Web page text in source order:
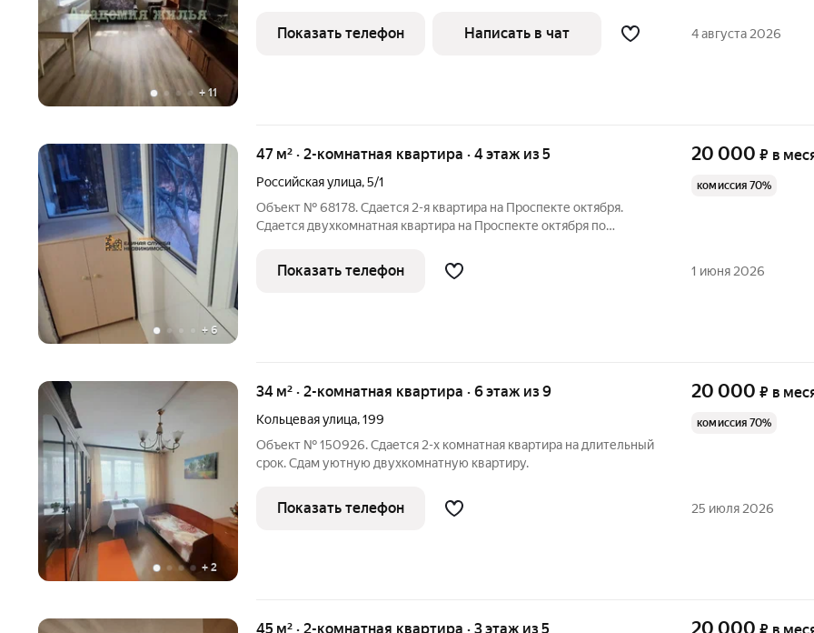
+11
мебель, в виде шкафов и спальных мест, при желании можно
убрать. Идеальный
Показать телефон Написать в чат 4 августа 2026
+ 6
47 м² · 2-комнатная квартира · 4 этаж из 5
Российская улица,5/1
Объект № 68178. Сдается 2-я квартира на Проспекте октября.
Сдается двухкомнатная квартира на Проспекте октября по
косметический ремонт. балкон застекленный. Вся мебель и
техника имеется. Строго семью
20 000 ₽ в
комиссия 70%
Показать телефон 1 июня 2026
+ 2
34 м² · 2-комнатная квартира · 6 этаж из 9
Кольцевая улица,199
Объект № 150926. Сдается 2-х комнатная квартира на длительный
срок. Сдам уютную двухкомнатную квартиру.
20 000 ₽ в
комиссия 70%
Показать телефон 25 июля 2026
45 м² · 2-комнатная квартира · 3 этаж из 5 20 000